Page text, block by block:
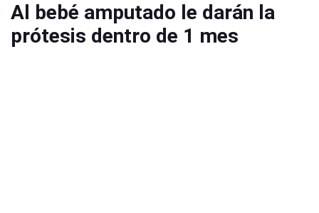
Al bebé amputado le darán la
prótesis dentro de 1 mes